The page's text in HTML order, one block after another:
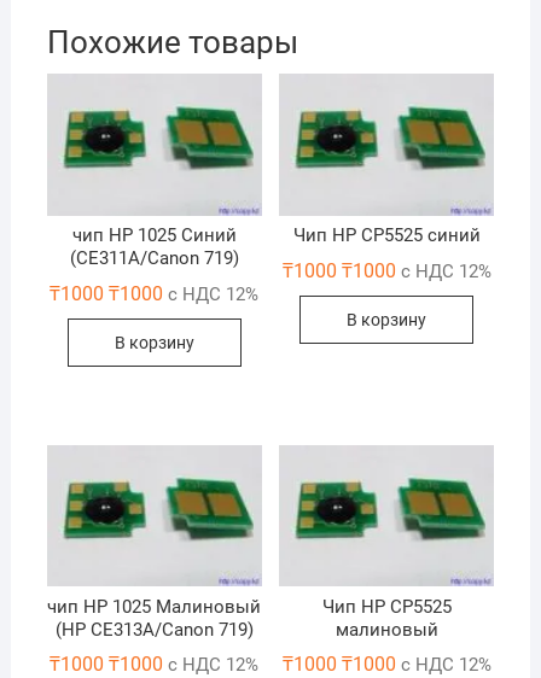
Похожие товары
чип НР 1025 Синий
(СЕ311A/Canon 719)
₸1000 ₸1000 с НДС 12%
В корзину
Чип HP CP5525 синий
₸1000 ₸1000 с НДС 12%
В корзину
чип НР 1025 Maлиновый
(НР СЕ313A/Canon 719)
₸1000 ₸1000 с НДС 12%
Чип HP CP5525
малиновый
₸1000 ₸1000 с НДС 12%